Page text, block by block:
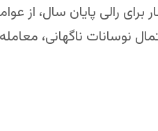
برای رالی پایان سال،
ناگهانی،